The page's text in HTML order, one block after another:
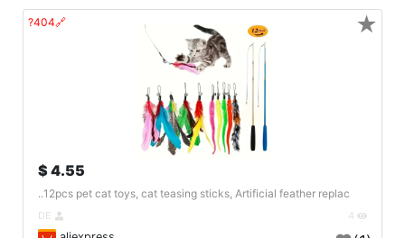
🔗404?
4.55 $
12pcs pet cat toys, cat teasing sticks, Artificial feather replac..
★